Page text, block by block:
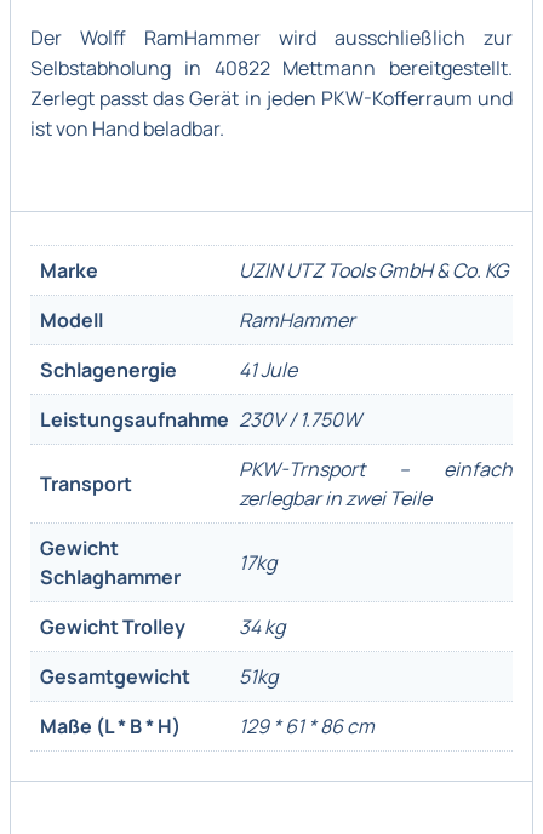
Der Wolff RamHammer wird ausschließlich zur
Selbstabholung in 40822 Mettmann bereitgestellt.
Zerlegt passt das Gerät in jeden PKW-Kofferraum und
ist von Hand beladbar.
Marke
UZIN UTZ Tools GmbH & Co. KG
Modell
RamHammer
Schlagenergie
41 Jule
Leistungsaufnahme 230V / 1.750W
Transport
PKW-Trnsport – einfach
zerlegbar in zwei Teile
Gewicht
Schlaghammer
17kg
Gewicht Trolley
34 kg
Gesamtgewicht
51kg
Maße (L * B * H)
129 * 61 * 86 cm